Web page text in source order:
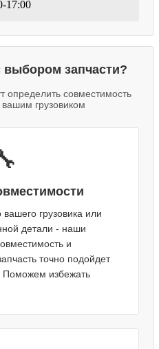
17:00
запчасти?
определить совместимость
грузовиком
грузовика или
детали - наши
и
точно подойдет
Поможем избежать